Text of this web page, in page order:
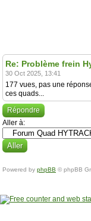
Re: Problème frein
30 Oct 2025, 13:41
177 vues, pas une
ces quads...
Répondre
Aller à:
Powered by phpBB © phpBB